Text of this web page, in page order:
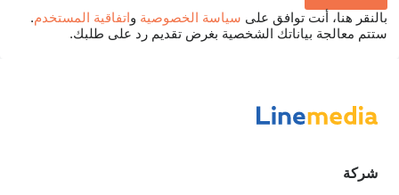
بالنقر هنا، أنت توافق على سياسة الخصوصية واتفاقية المستخدم.
ستتم معالجة بياناتك الشخصية بغرض تقديم رد على طلبك.
شركة